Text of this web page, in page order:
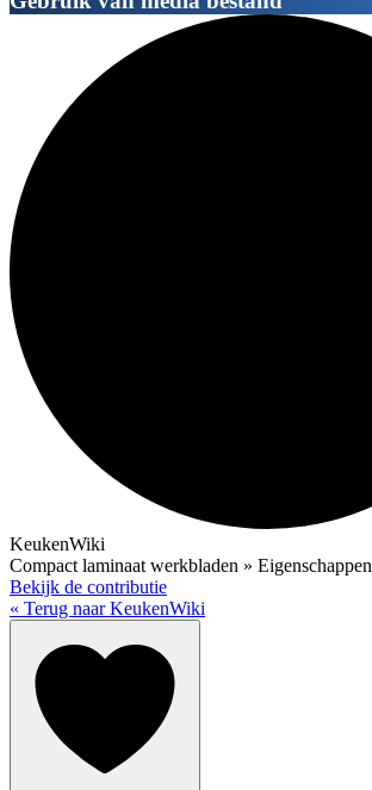
KeukenWiki
Compact laminaat werkbladen » Eigenschappen
Bekijk de contributie
« Terug naar KeukenWiki